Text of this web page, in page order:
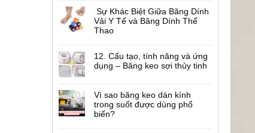
Sự Khác Biệt Giữa Băng Dính
Vải Y Tế và Băng Dính Thể
Thao
12. Cấu tạo, tính năng và ứng
dụng – Băng keo sợi thủy tinh
Vì sao băng keo dán kính
trong suốt được dùng phổ
biến?